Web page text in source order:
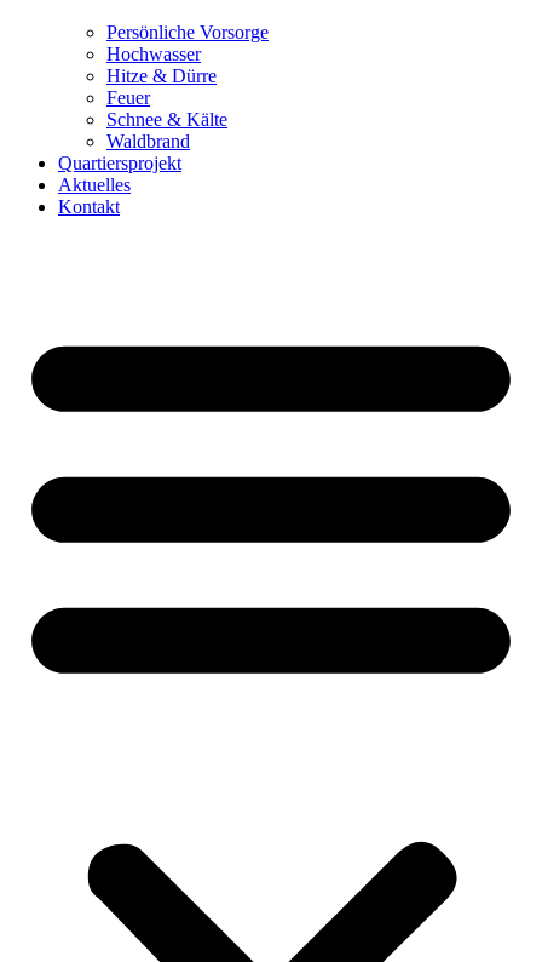
Persönliche Vorsorge
Hochwasser
Hitze & Dürre
Feuer
Schnee & Kälte
Waldbrand
Quartiersprojekt
Aktuelles
Kontakt